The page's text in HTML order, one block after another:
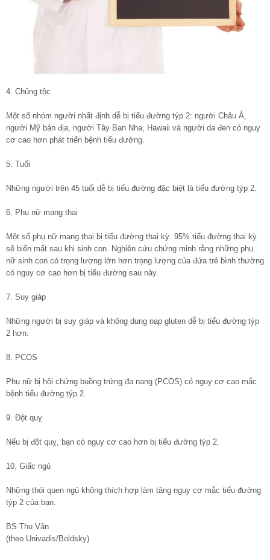
4. Chủng tộc
Một số nhóm người nhất định dễ bị tiểu đường týp 2: người Châu Á,
người Mỹ bản địa, người Tây Ban Nha, Hawaii và người da đen có nguy
cơ cao hơn phát triển bệnh tiểu đường.
5. Tuổi
Những người trên 45 tuổi dễ bị tiểu đường đặc biệt là tiểu đường týp 2.
6. Phụ nữ mang thai
Một số phụ nữ mang thai bị tiểu đường thai kỳ. 95% tiểu đường thai kỳ
sẽ biến mất sau khi sinh con. Nghiên cứu chứng minh rằng những phụ
nữ sinh con có trọng lượng lớn hơn trọng lượng của đứa trẻ bình thường
có nguy cơ cao hơn bị tiểu đường sau này.
7. Suy giáp
Những người bị suy giáp và không dung nạp gluten dễ bị tiểu đường týp
2 hơn.
8. PCOS
Phụ nữ bị hội chứng buồng trứng đa nang (PCOS) có nguy cơ cao mắc
bệnh tiểu đường týp 2.
9. Đột quỵ
Nếu bị đột quỵ, bạn có nguy cơ cao hơn bị tiểu đường týp 2.
10. Giấc ngủ
Những thói quen ngủ không thích hợp làm tăng nguy cơ mắc tiểu đường
týp 2 của bạn.
BS Thu Vân
(theo Univadis/Boldsky)